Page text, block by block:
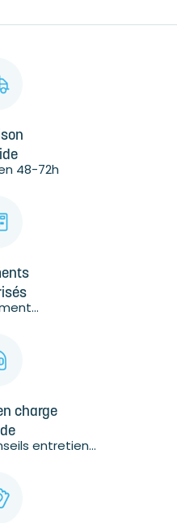
48-72h
charge
entretien...